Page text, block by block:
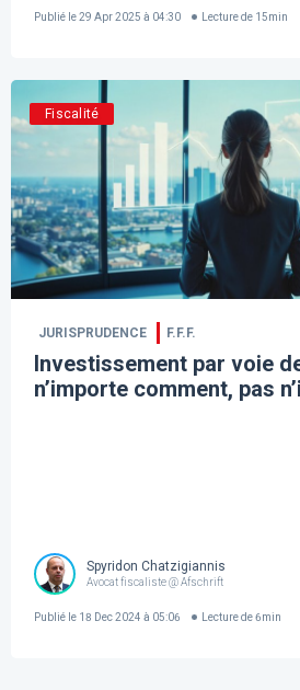
Publié le29 Apr 2025 à 04:30 Lecture de 15min
Fiscalité
JURISPRUDENCE F.F.F.
Investissement par voie
n’importe comment, pas
Spyridon Chatzigiannis
Avocat fiscaliste @ Afschrift
Publié le 18 Dec 2024 à 05:06 Lecture de 6min